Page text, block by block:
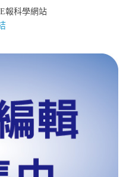
報科學網站